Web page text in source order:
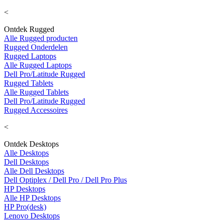
<
Ontdek Rugged
Alle Rugged producten
Rugged Onderdelen
Rugged Laptops
Alle Rugged Laptops
Dell Pro/Latitude Rugged
Rugged Tablets
Alle Rugged Tablets
Dell Pro/Latitude Rugged
Rugged Accessoires
<
Ontdek Desktops
Alle Desktops
Dell Desktops
Alle Dell Desktops
Dell Optiplex / Dell Pro / Dell Pro Plus
HP Desktops
Alle HP Desktops
HP Pro(desk)
Lenovo Desktops